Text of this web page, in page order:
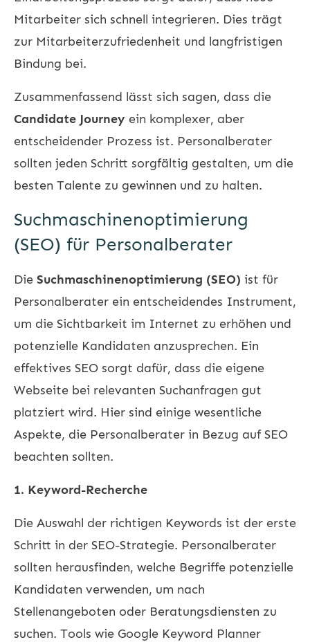
Mitarbeiter sich schnell integrieren. Dies trägt
zur Mitarbeiterzufriedenheit und langfristigen
Bindung bei.
Zusammenfassend lässt sich sagen, dass die
Candidate Journey ein komplexer, aber
entscheidender Prozess ist. Personalberater
sollten jeden Schritt sorgfältig gestalten, um die
besten Talente zu gewinnen und zu halten.
Suchmaschinenoptimierung
(SEO) für Personalberater
Die Suchmaschinenoptimierung (SEO) ist für
Personalberater ein entscheidendes Instrument,
um die Sichtbarkeit im Internet zu erhöhen und
potenzielle Kandidaten anzusprechen. Ein
effektives SEO sorgt dafür, dass die eigene
Webseite bei relevanten Suchanfragen gut
platziert wird. Hier sind einige wesentliche
Aspekte, die Personalberater in Bezug auf SEO
beachten sollten.
1. Keyword-Recherche
Die Auswahl der richtigen Keywords ist der erste
Schritt in der SEO-Strategie. Personalberater
sollten herausfinden, welche Begriffe potenzielle
Kandidaten verwenden, um nach
Stellenangeboten oder Beratungsdiensten zu
suchen. Tools wie Google Keyword Planner